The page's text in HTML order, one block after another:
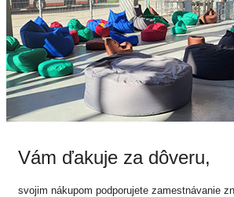
Vám ďakuje za dôveru,
svojim nákupom podporujete zamestnávanie